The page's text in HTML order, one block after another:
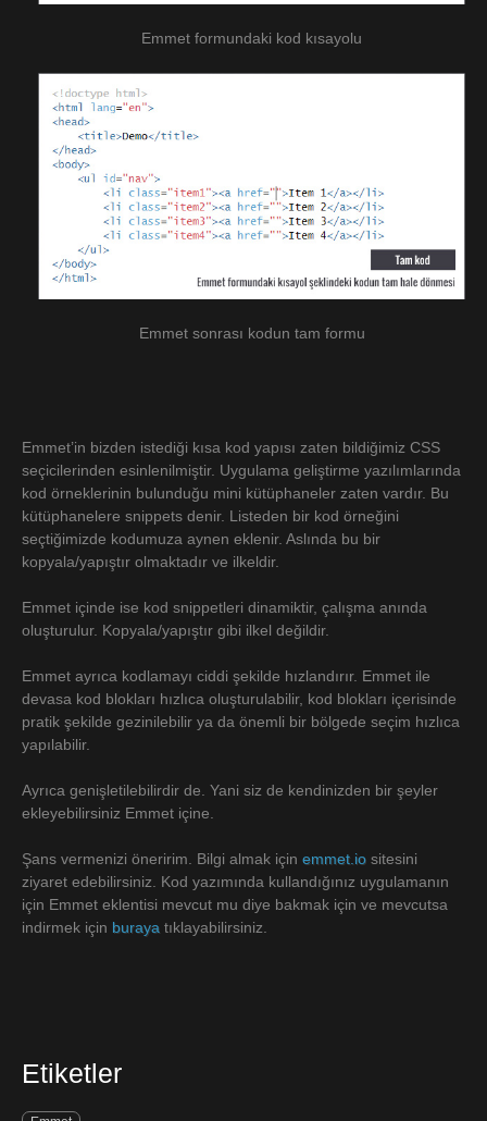
Emmet formundaki kod kısayolu
Emmet sonrası kodun tam formu
Emmet’in bizden istediği kısa kod yapısı zaten bildiğimiz CSS
seçicilerinden esinlenilmiştir. Uygulama geliştirme yazılımlarında
kod örneklerinin bulunduğu mini kütüphaneler zaten vardır. Bu
kütüphanelere snippets denir. Listeden bir kod örneğini
seçtiğimizde kodumuza aynen eklenir. Aslında bu bir
kopyala/yapıştır olmaktadır ve ilkeldir.
Emmet içinde ise kod snippetleri dinamiktir, çalışma anında
oluşturulur. Kopyala/yapıştır gibi ilkel değildir.
Emmet ayrıca kodlamayı ciddi şekilde hızlandırır. Emmet ile
devasa kod blokları hızlıca oluşturulabilir, kod blokları içerisinde
pratik şekilde gezinilebilir ya da önemli bir bölgede seçim hızlıca
yapılabilir.
Ayrıca genişletilebilirdir de. Yani siz de kendinizden bir şeyler
ekleyebilirsiniz Emmet içine.
Şans vermenizi öneririm. Bilgi almak için emmet.io sitesini
ziyaret edebilirsiniz. Kod yazımında kullandığınız uygulamanın
için Emmet eklentisi mevcut mu diye bakmak için ve mevcutsa
indirmek için buraya tıklayabilirsiniz.
Etiketler